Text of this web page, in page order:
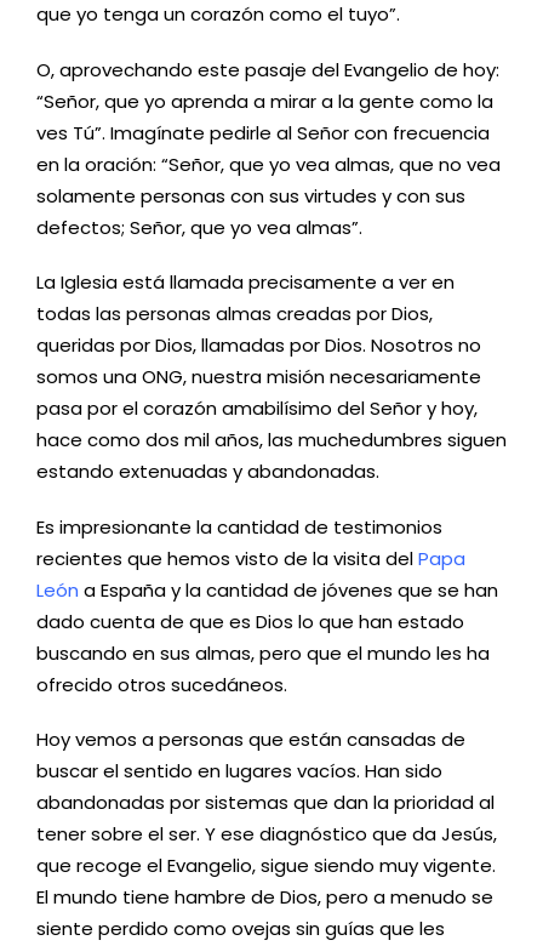
que yo tenga un corazón como el tuyo”.
O, aprovechando este pasaje del Evangelio de hoy:
“Señor, que yo aprenda a mirar a la gente como la
ves Tú”. Imagínate pedirle al Señor con frecuencia
en la oración: “Señor, que yo vea almas, que no vea
solamente personas con sus virtudes y con sus
defectos; Señor, que yo vea almas”.
La Iglesia está llamada precisamente a ver en
todas las personas almas creadas por Dios,
queridas por Dios, llamadas por Dios. Nosotros no
somos una ONG, nuestra misión necesariamente
pasa por el corazón amabilísimo del Señor y hoy,
hace como dos mil años, las muchedumbres siguen
estando extenuadas y abandonadas.
Es impresionante la cantidad de testimonios
recientes que hemos visto de la visita delPapa
León a España y la cantidad de jóvenes que se han
dado cuenta de que es Dios lo que han estado
buscando en sus almas, pero que el mundo les ha
ofrecido otros sucedáneos.
Hoy vemos a personas que están cansadas de
buscar el sentido en lugares vacíos. Han sido
abandonadas por sistemas que dan la prioridad al
tener sobre el ser. Y ese diagnóstico que da Jesús,
que recoge el Evangelio, sigue siendo muy vigente.
El mundo tiene hambre de Dios, pero a menudo se
siente perdido como ovejas sin guías que les